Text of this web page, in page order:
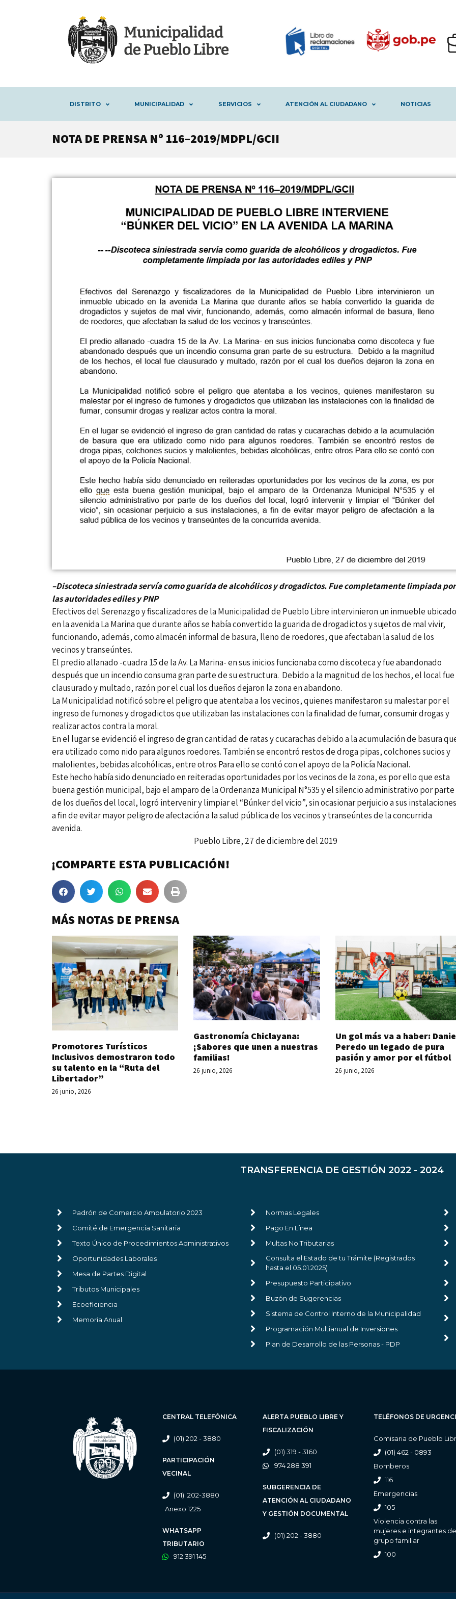
DISTRITO MUNICIPALIDAD SERVICIOS ATENCIÓN AL CIUDADANO NOTICIAS
NOTA DE PRENSA Nº 116–2019/MDPL/GCII
–Discoteca siniestrada servía como guarida de alcohólicos y drogadictos. Fue completamente limpiada por
las autoridades ediles y PNP
Efectivos del Serenazgo y fiscalizadores de la Municipalidad de Pueblo Libre intervinieron un inmueble ubicado
en la avenida La Marina que durante años se había convertido la guarida de drogadictos y sujetos de mal vivir,
funcionando, además, como almacén informal de basura, lleno de roedores, que afectaban la salud de los
vecinos y transeúntes.
El predio allanado -cuadra 15 de la Av. La Marina- en sus inicios funcionaba como discoteca y fue abandonado
después que un incendio consuma gran parte de su estructura. Debido a la magnitud de los hechos, el local fue
clausurado y multado, razón por el cual los dueños dejaron la zona en abandono.
La Municipalidad notificó sobre el peligro que atentaba a los vecinos, quienes manifestaron su malestar por el
ingreso de fumones y drogadictos que utilizaban las instalaciones con la finalidad de fumar, consumir drogas y
realizar actos contra la moral.
En el lugar se evidenció el ingreso de gran cantidad de ratas y cucarachas debido a la acumulación de basura
era utilizado como nido para algunos roedores. También se encontró restos de droga pipas, colchones sucios y
malolientes, bebidas alcohólicas, entre otros Para ello se contó con el apoyo de la Policía Nacional.
Este hecho había sido denunciado en reiteradas oportunidades por los vecinos de la zona, es por ello que esta
buena gestión municipal, bajo el amparo de la Ordenanza Municipal N°535 y el silencio administrativo por parte
de los dueños del local, logró intervenir y limpiar el “Búnker del vicio”, sin ocasionar perjuicio a sus
a fin de evitar mayor peligro de afectación a la salud pública de los vecinos y transeúntes de la concurrida
avenida.
Pueblo Libre, 27 de diciembre del 2019
¡COMPARTE ESTA PUBLICACIÓN!
MÁS NOTAS DE PRENSA
Promotores Turísticos
Inclusivos demostraron todo
su talento en la “Ruta del
Libertador”
26 junio, 2026
Gastronomía Chiclayana:
¡Sabores que unen a nuestras
familias!
26 junio, 2026
Un gol más va a haber:
Peredo un legado de pura
pasión y amor por el fútbol
26 junio, 2026
TRANSFERENCIA DE GESTIÓN 2022 - 2024
Padrón de Comercio Ambulatorio 2023
Comité de Emergencia Sanitaria
Texto Único de Procedimientos Administrativos
Oportunidades Laborales
Mesa de Partes Digital
Tributos Municipales
Ecoeficiencia
Memoria Anual
Normas Legales
Pago En Línea
Multas No Tributarias
Consulta el Estado de tu Trámite (Registrados
hasta el 05.01.2025)
Presupuesto Participativo
Buzón de Sugerencias
Sistema de Control Interno de la Municipalidad
Programación Multianual de Inversiones
Plan de Desarrollo de las Personas - PDP
CENTRAL TELEFÓNICA
(01) 202 - 3880
PARTICIPACIÓN
VECINAL
(01) 202-3880
Anexo 1225
WHATSAPP
TRIBUTARIO
912 391 145
ALERTA PUEBLO LIBRE Y
FISCALIZACIÓN
(01) 319 - 3160
974 288 391
SUBGERENCIA DE
ATENCIÓN AL CIUDADANO
Y GESTIÓN DOCUMENTAL
(01) 202 - 3880
TELÉFONOS DE
Comisaria de Pueblo
(01) 462 - 0893
Bomberos
116
Emergencias
105
Violencia contra las
mujeres e integrantes
grupo familiar
100